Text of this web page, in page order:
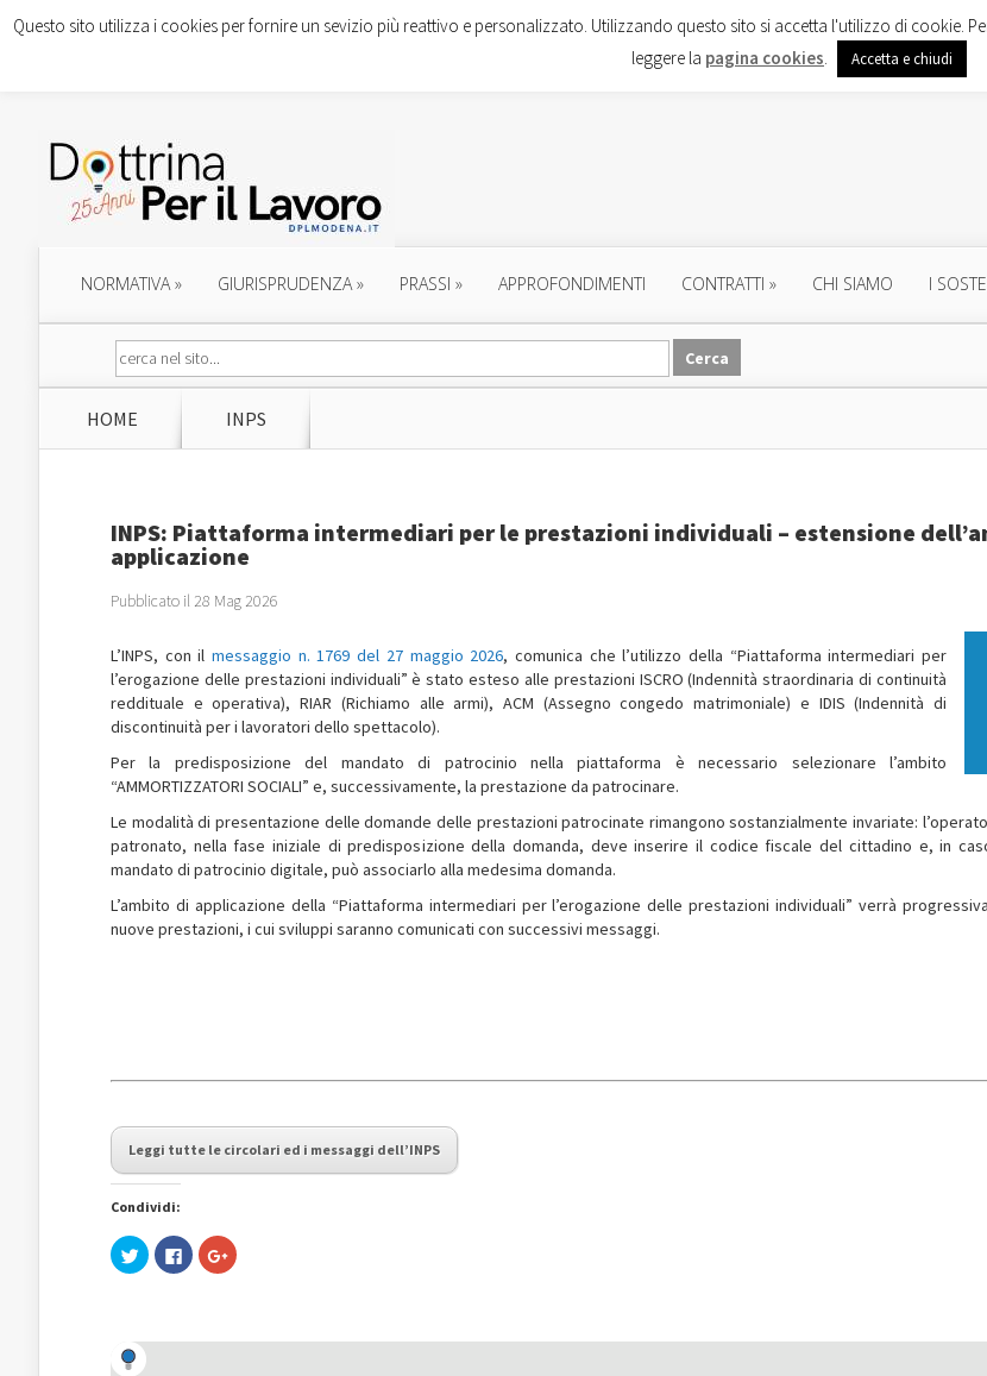
NORMATIVA» GIURISPRUDENZA» PRASSI » APPROFONDIMENTI CONTRATTI » CHI SIAMO I
HOME INPS
INPS: Piattaforma intermediari per le prestazioni individuali – estensione
applicazione
Pubblicato il 28 Mag 2026
L’INPS, con ilmessaggio n. 1769 del 27 maggio 2026, comunica che l’utilizzo della “Piattaforma intermediari per
l’erogazione delle prestazioni individuali” è stato esteso alle prestazioni ISCRO (Indennità straordinaria di continuità
reddituale e operativa), RIAR (Richiamo alle armi), ACM (Assegno congedo matrimoniale) e IDIS (Indennità di
discontinuità per i lavoratori dello spettacolo).
Per la predisposizione del mandato di patrocinio nella piattaforma è necessario selezionare l’ambito
“AMMORTIZZATORI SOCIALI” e, successivamente, la prestazione da patrocinare.
Le modalità di presentazione delle domande delle prestazioni patrocinate rimangono sostanzialmente invariate:
patronato, nella fase iniziale di predisposizione della domanda, deve inserire il codice fiscale del cittadino e, in
mandato di patrocinio digitale, può associarlo alla medesima domanda.
L’ambito di applicazione della “Piattaforma intermediari per l’erogazione delle prestazioni individuali” verrà
nuove prestazioni, i cui sviluppi saranno comunicati con successivi messaggi.
Leggi tutte le circolari ed i messaggi dell’INPS
Condividi:
Fai
clic
(Si
apre
Fai
clic
Fai
clic
Questo sito utilizza i cookies per fornire un sevizio più reattivo e personalizzato. Utilizzando questo sito si accetta l'utilizzo di cookie.
leggere la pagina cookies. Accetta e chiudi